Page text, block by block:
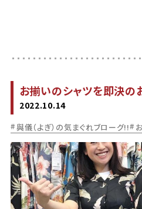
お揃いのシャツを即決の
2022.10.14
與儀（よぎ）の気まぐれブローグ!!